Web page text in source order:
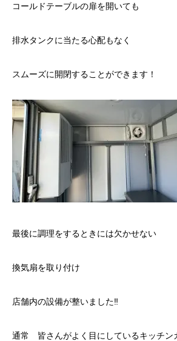
コールドテーブルの扉を開いても
排水タンクに当たる心配もなく
スムーズに開閉することができます！
最後に調理をするときには欠かせない
換気扇を取り付け
店舗内の設備が整いました‼
通常 皆さんがよく目にしているキッチン